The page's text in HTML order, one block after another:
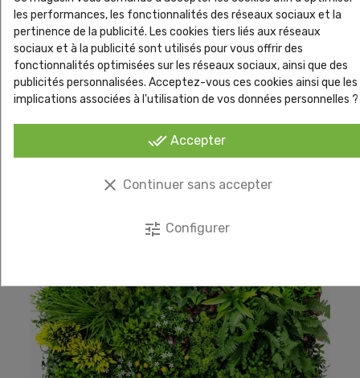
Epaisseur de plaque Environ 300 mm
Résistance au vent 150 km/h
Poids d'une plaque/m² 4,2kg
Dimension d'une plaque
Vous pourriez aussi aimer
les performances, les fonctionnalités des réseaux sociaux et la
pertinence de la publicité. Les cookies tiers liés aux réseaux
sociaux et à la publicité sont utilisés pour vous offrir des
fonctionnalités optimisées sur les réseaux sociaux, ainsi que des
publicités personnalisées. Acceptez-vous ces cookies ainsi que les
implications associées à l'utilisation de vos données personnelles ?
done_all Accepter
clear Continuer sans accepter
tune Configurer